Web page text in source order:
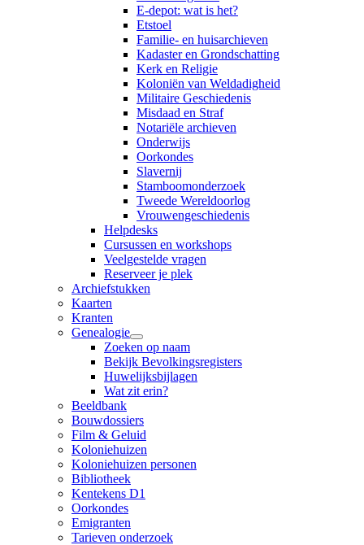
E-depot: wat is het?
Etstoel
Familie- en huisarchieven
Kadaster en Grondschatting
Kerk en Religie
Koloniën van Weldadigheid
Militaire Geschiedenis
Misdaad en Straf
Notariële archieven
Onderwijs
Oorkondes
Slavernij
Stamboomonderzoek
Tweede Wereldoorlog
Vrouwengeschiedenis
Helpdesks
Cursussen en workshops
Veelgestelde vragen
Reserveer je plek
Archiefstukken
Kaarten
Kranten
Genealogie
Zoeken op naam
Bekijk Bevolkingsregisters
Huwelijksbijlagen
Wat zit erin?
Beeldbank
Bouwdossiers
Film & Geluid
Koloniehuizen
Koloniehuizen personen
Bibliotheek
Kentekens D1
Oorkondes
Emigranten
Tarieven onderzoek